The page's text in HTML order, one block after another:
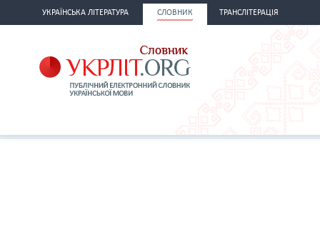
УКРАЇНСЬКА ЛІТЕРАТУРА СЛОВНИК ТРАНСЛІТЕРАЦІЯ